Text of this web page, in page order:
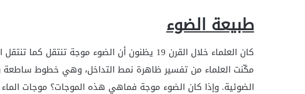
طبيعة الضوء
كان العلماء خلال القرن 19 يظنون أن الضوء موجة
مكّنت العلماء من تفسير ظاهرة نمط التداخل، وهي خطوط ساطعة
الضوئية. وإذا كان الضوء موجة فماهي هذه الموجات؟ موجات